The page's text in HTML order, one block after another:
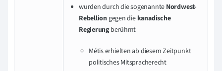
wurdendurch die sogenannte Nordwest-
Rebelliongegen die kanadische
Regierungberühmt
Métis erhielten ab diesem Zeitpunkt
politisches Mitspracherecht